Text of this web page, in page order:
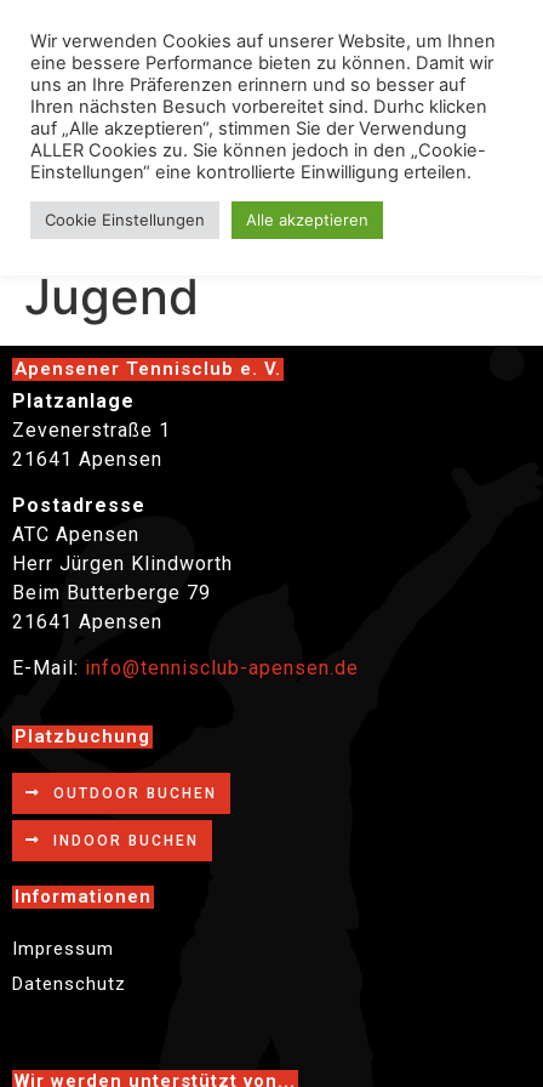
Klingelturnier
Jugend
Apensener Tennisclub e. V.
Platzanlage
Zevenerstraße 1
21641 Apensen
Postadresse
ATC Apensen
Herr Jürgen Klindworth
Beim Butterberge 79
21641 Apensen
E-Mail: info@tennisclub-apensen.de
Platzbuchung
OUTDOOR BUCHEN
INDOOR BUCHEN
Informationen
Impressum
Datenschutz
Wir werden unterstützt von...
Wir verwenden Cookies auf unserer Website, um Ihnen
eine bessere Performance bieten zu können. Damit wir
uns an Ihre Präferenzen erinnern und so besser auf
Ihren nächsten Besuch vorbereitet sind. Durhc klicken
auf „Alle akzeptieren“, stimmen Sie der Verwendung
ALLER Cookies zu. Sie können jedoch in den „Cookie-
Einstellungen“ eine kontrollierte Einwilligung erteilen.
Cookie Einstellungen Alle akzeptieren